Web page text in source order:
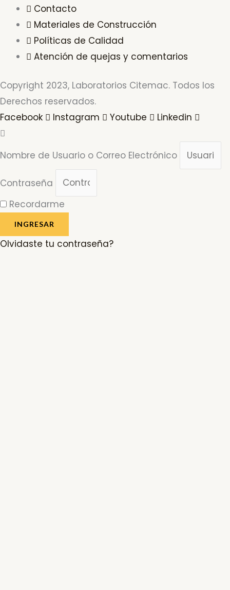
Contacto
Materiales de Construcción
Políticas de Calidad
Atención de quejas y comentarios
Copyright 2023, Laboratorios Citemac. Todos los
Derechos reservados.
Facebook
Instagram Youtube Linkedin
Nombre de Usuario o Correo Electrónico
Contraseña
Recordarme
INGRESAR
Olvidaste tu contraseña?